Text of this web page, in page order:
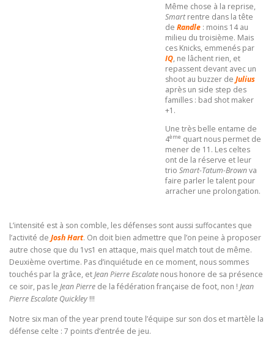
Même chose à la reprise,
Smartrentre dans la tête
de Randle : moins 14 au
milieu du troisième. Mais
ces Knicks, emmenés par
IQ, ne lâchent rien, et
repassent devant avec un
shoot au buzzer de Julius
après un side step des
familles : bad shot maker
+1.
Une très belle entame de
4ème quart nous permet de
mener de 11. Les celtes
ont de la réserve et leur
trio Smart-Tatum-Brownva
faire parler le talent pour
arracher une prolongation.
L’intensité est à son comble, les défenses sont aussi suffocantes que
l’activité de Josh Hart. On doit bien admettre que l’on peine à proposer
autre chose que du 1vs1 en attaque, mais quel match tout de même.
Deuxième overtime. Pas d’inquiétude en ce moment, nous sommes
touchés par la grâce, etJean Pierre Escalate nous honore de sa présence
ce soir, pas le Jean Pierre de la fédération française de foot, non ! Jean
Pierre Escalate Quickley !!!
Notre six man of the year prend toute l’équipe sur son dos et martèle la
défense celte : 7 points d’entrée de jeu.